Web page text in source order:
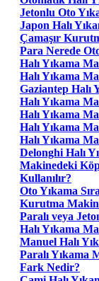
Jetonlu Oto
Japon Halı
Çamaşır
Para Nerede
Halı Yıkama
Halı Yıkama
Gaziantep Halı
Halı Yıkama
Halı Yıkama
Halı Yıkama
Halı Yıkama
Delonghi Halı
Makinedeki
Kullanılır?
Oto Yıkama
Kurutma
Paralı veya
Halı Yıkama
Manuel Halı
Paralı Yıkama
Fark Nedir?